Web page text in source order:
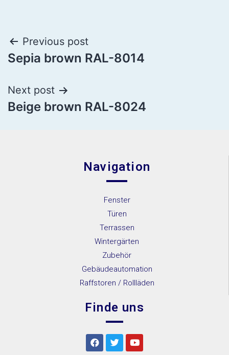
Previous post
Sepia brown RAL-8014
Next post
Beige brown RAL-8024
Navigation
Fenster
Türen
Terrassen
Wintergärten
Zubehör
Gebäudeautomation
Raffstoren / Rollläden
Finde uns